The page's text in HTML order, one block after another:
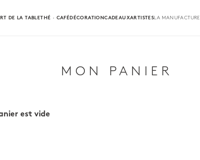
DE LA TABLETHÉ · CAFÉDÉCORATIONCADEAUXARTISTESLA MANUFACTURE
MON PANIER
est vide